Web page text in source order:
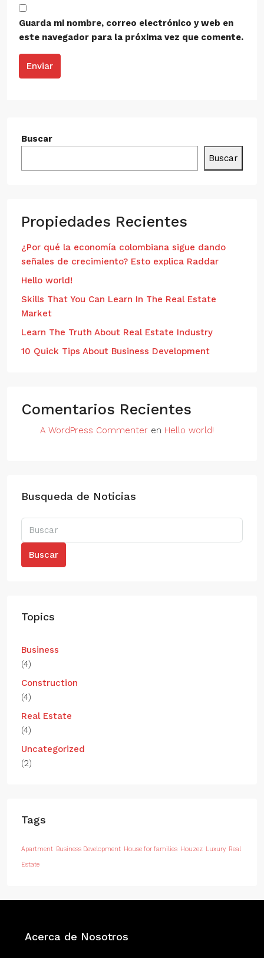
Guarda mi nombre, correo electrónico y web en
este navegador para la próxima vez que comente.
Enviar
Buscar
Buscar
Propiedades Recientes
¿Por qué la economía colombiana sigue dando
señales de crecimiento? Esto explica Raddar
Hello world!
Skills That You Can Learn In The Real Estate
Market
Learn The Truth About Real Estate Industry
10 Quick Tips About Business Development
Comentarios Recientes
A WordPress Commenter en Hello world!
Busqueda de Noticias
Buscar
Topics
Business
(4)
Construction
(4)
Real Estate
(4)
Uncategorized
(2)
Tags
Apartment Business Development House for families Houzez Luxury Real
Estate
Acerca de Nosotros